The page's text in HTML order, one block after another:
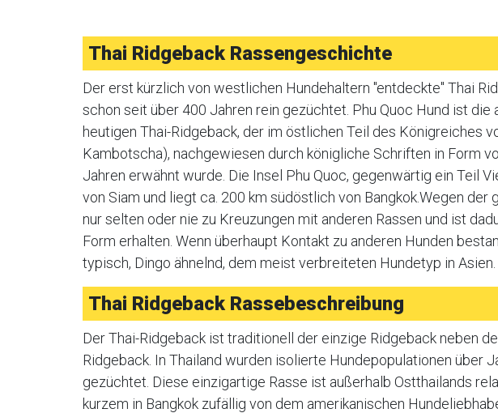
Thai Ridgeback Rassengeschichte
Der erst kürzlich von westlichen Hundehaltern "entdeckte" Thai
schon seit über 400 Jahren rein gezüchtet. Phu Quoc Hund ist
heutigen Thai-Ridgeback, der im östlichen Teil des Königreiches
Kambotscha), nachgewiesen durch königliche Schriften in Form
Jahren erwähnt wurde. Die Insel Phu Quoc, gegenwärtig ein Teil
von Siam und liegt ca. 200 km südöstlich von Bangkok.Wegen der
nur selten oder nie zu Kreuzungen mit anderen Rassen und ist
Form erhalten. Wenn überhaupt Kontakt zu anderen Hunden
typisch, Dingo ähnelnd, dem meist verbreiteten Hundetyp in Asien.
Thai Ridgeback Rassebeschreibung
Der Thai-Ridgeback ist traditionell der einzige Ridgeback neben
Ridgeback. In Thailand wurden isolierte Hundepopulationen über
gezüchtet. Diese einzigartige Rasse ist außerhalb Ostthailands
kurzem in Bangkok zufällig von dem amerikanischen